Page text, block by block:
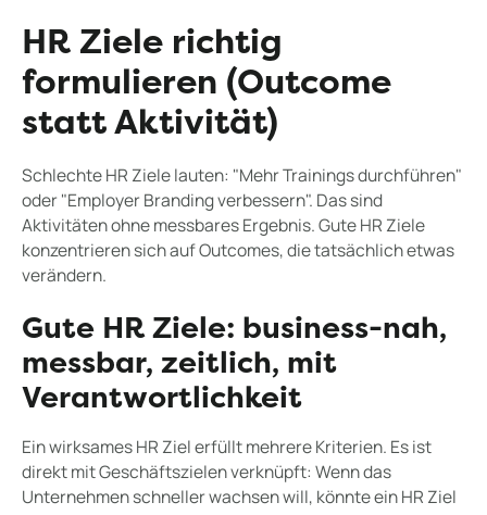
HR Ziele richtig
formulieren (Outcome
statt Aktivität)
Schlechte HR Ziele lauten: "Mehr Trainings durchführen"
oder "Employer Branding verbessern". Das sind
Aktivitäten ohne messbares Ergebnis. Gute HR Ziele
konzentrieren sich auf Outcomes, die tatsächlich etwas
verändern.
Gute HR Ziele: business-nah,
messbar, zeitlich, mit
Verantwortlichkeit
Ein wirksames HR Ziel erfüllt mehrere Kriterien. Es ist
direkt mit Geschäftszielen verknüpft: Wenn das
Unternehmen schneller wachsen will, könnte ein HR Ziel